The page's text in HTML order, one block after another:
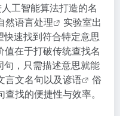
工智能算法打造的名
然语言处理
实验室出
速找到符合特定意思
在于打破传统查找名
，只需描述意思就能
言文名句以及谚语
俗
找的便捷性与效率。